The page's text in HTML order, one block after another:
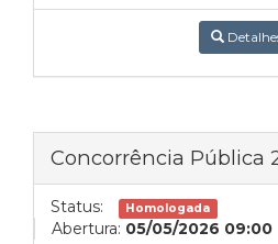
Concorrência Pública
Status: Homologada
Abertura: 05/05/2026 09:00